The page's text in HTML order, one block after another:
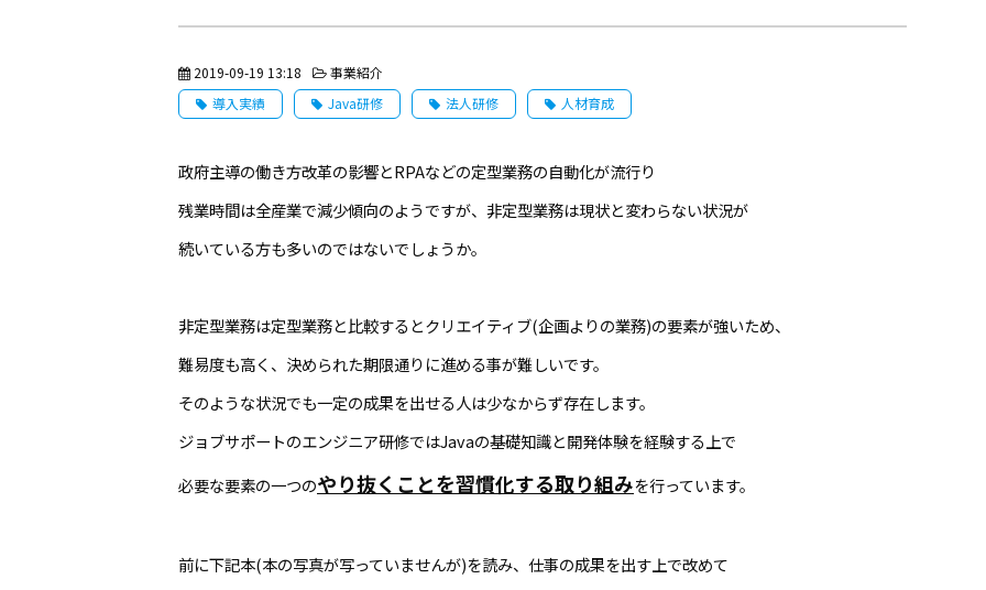
2019-09-19 13:18
事業紹介
導入実績
Java研修 法人研修 人材育成
政府主導の働き方改革の影響とRPAなどの定型業務の自動化が流行り
残業時間は全産業で減少傾向のようですが、非定型業務は現状と変わらない状況が
続いている方も多いのではないでしょうか。
非定型業務は定型業務と比較するとクリエイティブ(企画よりの業務)の要素が強いため、
難易度も高く、決められた期限通りに進める事が難しいです。
そのような状況でも一定の成果を出せる人は少なからず存在します。
ジョブサポートのエンジニア研修ではJavaの基礎知識と開発体験を経験する上で
必要な要素の一つのやり抜くことを習慣化する取り組みを行っています。
前に下記本(本の写真が写っていませんが)を読み、仕事の成果を出す上で改めて